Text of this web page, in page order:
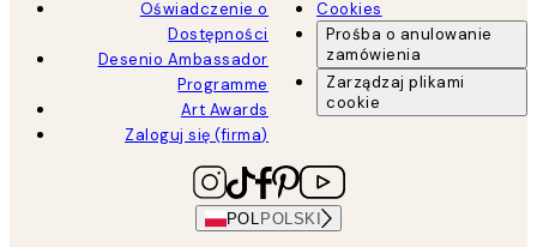
Oświadczenie o
Dostępności
Desenio Ambassador
Programme
Art Awards
Zaloguj się (firma)
Cookies
Prośba o anulowanie
zamówienia
Zarządzaj plikami
cookie
POL POLSKI